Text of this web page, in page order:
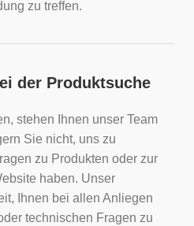
zu treffen.
der Produktsuche
stehen Ihnen unser Team
Sie nicht, uns zu
zu Produkten oder zur
haben. Unser
Ihnen bei allen Anliegen
technischen Fragen zu